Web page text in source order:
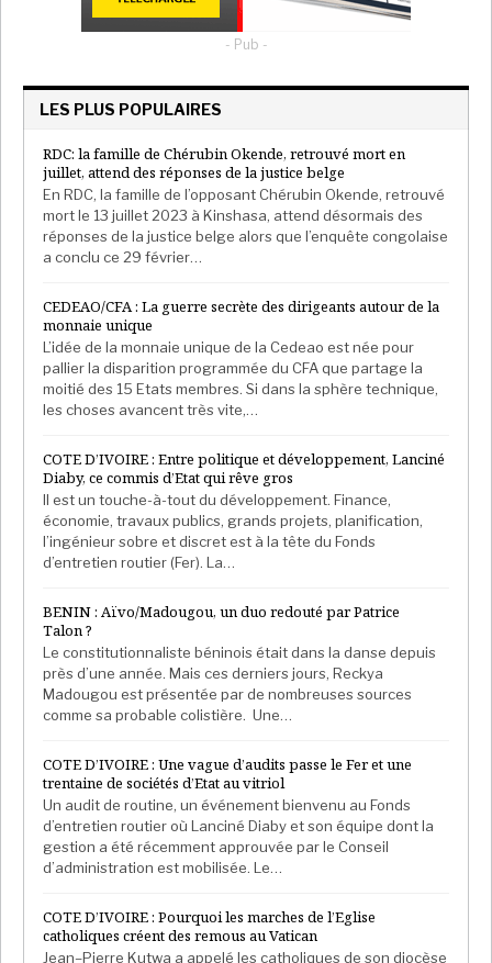
dans les secteurs liés à l’économie bleue, notamment
la pêche, l’aquaculture, la logistique, l’hôtellerie et la
Au-delà des projets nationaux, WACA+ s’inscrit dans
une logique de coordination régionale face à des
défis transfrontaliers. « Aucun pays ne peut lutter
seul contre l’érosion côtière ou bâtir une économie
par intérim de la Banque mondiale pour les
programmes régionaux, insistant sur la nécessité
d’une réponse collective.
Le programme ambitionne ainsi d’harmoniser les
institutionnelles et de mutualiser les expertises
entre pays. À terme, les différentes phases de
WACA+ devraient permettre de protéger plus de 1,3
million d’hectares d’espaces marins, renforcer la
résilience de plus de 850 000 personnes et soutenir
En s’appuyant sur les acquis du programme WACA
initial, cette nouvelle phase élargie marque une
évolution vers une approche combinant protection
des littoraux, développement économique et
intégration du secteur privé, dans un contexte où
l’économie bleue s’impose progressivement comme
un levier stratégique pour les économies côtières
africaines.
- Pub -
LES PLUS POPULAIRES
RDC: la famille de Chérubin Okende, retrouvé mort en
juillet, attend des réponses de la justice belge
En RDC, la famille de l’opposant Chérubin Okende, retrouvé
mort le 13 juillet 2023 à Kinshasa, attend désormais des
réponses de la justice belge alors que l’enquête congolaise
a conclu ce 29 février…
CEDEAO/CFA : La guerre secrète des dirigeants autour de la
monnaie unique
L’idée de la monnaie unique de la Cedeao est née pour
pallier la disparition programmée du CFA que partage la
moitié des 15 Etats membres. Si dans la sphère technique,
les choses avancent très vite,…
COTE D’IVOIRE : Entre politique et développement, Lanciné
Diaby, ce commis d’Etat qui rêve gros
Il est un touche-à-tout du développement. Finance,
économie, travaux publics, grands projets, planification,
l’ingénieur sobre et discret est à la tête du Fonds
d’entretien routier (Fer). La…
BENIN : Aïvo/Madougou, un duo redouté par Patrice
Talon ?
Le constitutionnaliste béninois était dans la danse depuis
près d’une année. Mais ces derniers jours, Reckya
Madougou est présentée par de nombreuses sources
comme sa probable colistière. Une…
COTE D’IVOIRE : Une vague d’audits passe le Fer et une
trentaine de sociétés d’Etat au vitriol
Un audit de routine, un événement bienvenu au Fonds
d’entretien routier où Lanciné Diaby et son équipe dont la
gestion a été récemment approuvée par le Conseil
d’administration est mobilisée. Le…
COTE D’IVOIRE : Pourquoi les marches de l’Eglise
catholiques créent des remous au Vatican
Jean–Pierre Kutwa a appelé les catholiques de son diocèse